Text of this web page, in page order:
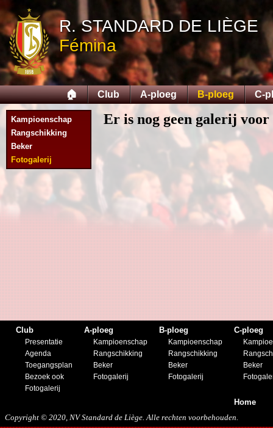
R. STANDARD DE LIÈGE
Fémina
🏠 Club A-ploeg B-ploeg C-
Kampioenschap
Rangschikking
Beker
Fotogalerij
Er is nog geen galerij voor
Club
Presentatie
Agenda
Toegangsplan
Bezoek ook
Fotogalerij
A-ploeg
Kampioenschap
Rangschikking
Beker
Fotogalerij
B-ploeg
Kampioenschap
Rangschikking
Beker
Fotogalerij
C-ploeg
Beker
Home
Copyright © 2020, NV Standard de Liège. Alle rechten voorbehouden.